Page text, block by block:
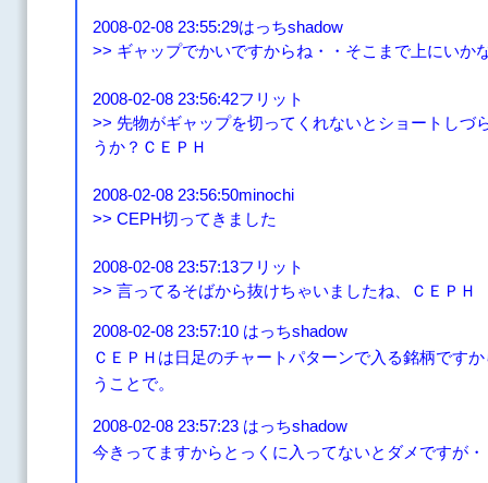
2008-02-08 23:55:29はっちshadow
>> ギャップでかいですからね・・そこまで上にいか
2008-02-08 23:56:42フリット
>> 先物がギャップを切ってくれないとショートしづ
うか？ＣＥＰＨ
2008-02-08 23:56:50minochi
>> CEPH切ってきました
2008-02-08 23:57:13フリット
>> 言ってるそばから抜けちゃいましたね、ＣＥＰＨ
2008-02-08 23:57:10 はっちshadow
ＣＥＰＨは日足のチャートパターンで入る銘柄です
うことで。
2008-02-08 23:57:23 はっちshadow
今きってますからとっくに入ってないとダメですが・